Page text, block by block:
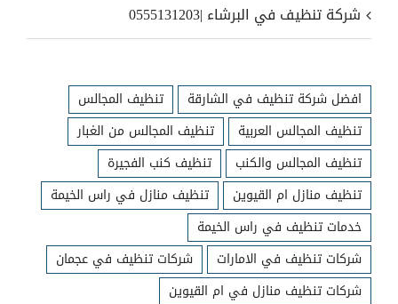
شركة تنظيف في البرشاء |0555131203
افضل شركة تنظيف في الشارقة
تنظيف المجالس
تنظيف المجالس العربية
تنظيف المجالس من الغبار
تنظيف المجالس والكنب
تنظيف كنب الفجيرة
تنظيف منازل ام القيوين
تنظيف منازل في راس الخيمة
خدمات تنظيف في راس الخيمة
شركات تنظيف في الامارات
شركات تنظيف في عجمان
شركات تنظيف منازل في ام القيوين